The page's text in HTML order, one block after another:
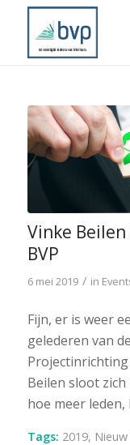
Vinke
BVP
6 mei 2019 / in
Fijn, er is weer
gelederen van
Beilen sloot
hoe meer leden,
Tags: 2019,